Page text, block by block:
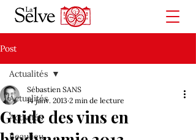
Post
Actualités
Activités
Beaulieu
Actualités
Guide des vins en
Sébastien SANS
14 janv. 2013 2 min de lecture